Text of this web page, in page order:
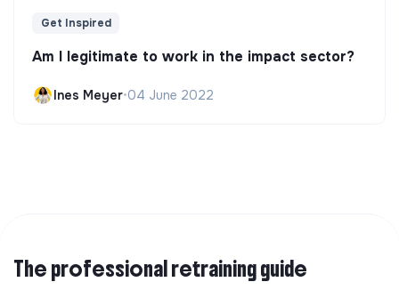
Get Inspired
Am I legitimate to work in the impact sector?
Ines Meyer•04 June 2022
The professional retraining guide